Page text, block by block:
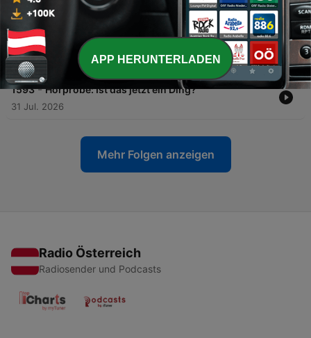
05 Aug. 2026
1594 - Die Hitze eskaliert bei unseren Nachbarn:
„Ungarn muss sich der Realität stellen"
04 Aug. 2026
1593 - Hörprobe: Ist das jetzt ein Ding?
31 Jul. 2026
Mehr Folgen anzeigen
Radio Österreich
Radiosender und Podcasts
APP HERUNTERLADEN